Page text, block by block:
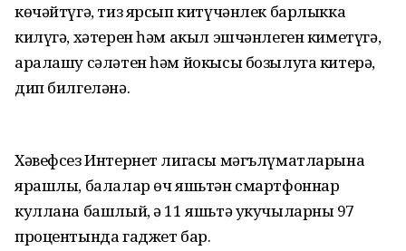
көчәйтүгә, тиз ярсып китүчәнлек барлыкка
килүгә, хәтерен һәм акыл эшчәнлеген киметүгә,
аралашу сәләтен һәм йокысы бозылуга китерә,
дип билгеләнә.
Хәвефсез Интернет лигасы мәгълүматларына
ярашлы, балалар өч яшьтән смартфоннар
куллана башлый, ә 11 яшьтә укучыларның 97
процентында гаджет бар.